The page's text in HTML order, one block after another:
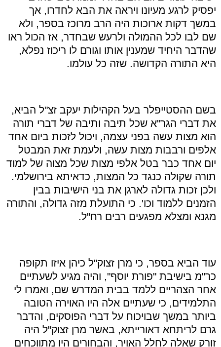
יפסיק לרגע מעיונו ויראה את הבא לחדרו, אך
במשך דקות ארוכות היה הרב מרוכז בספר, ולא
שם לבו לכל ההמולה ולרעש שבחדר, אז הכול ראו
שהדבר היחיד שמענין אותו וגורם לו ריכוז נפלא,
היא התורה הקדושה. שזה כל עולמו.
בשם ההסטייפלר בעל הקהילות יעקב זצ"ל הביא,
את דברי הגר"א שכל תיבה ותיבה של דברי תורה
הוא מצות עשה בפני עצמה, ויכול לזכות ביום אחד
אלפים ורבבות מצות עשה, ולעמת זאת המבטל
יום אחד כבר בטל אלפי מצות שכל מצוה של למוד
תורה שקולה כנגד כל המצות, כדאיתא בירושלמי.
ולכן זכות גדולה לארגן את בני הישיבות בבין
הזמנים ללמוד וכו'. כי התועלת מזה גדולה, והתורה
מגנא ומצלא מפגעים רבים רח"ל.
עוד הביא בספר, כי מרן זצוק"ל כיהן איזו תקופה
כר"מ בישיבת "פורת יוסף", והיה מגיע לשעתיים
אחר הצהריים ללמד בבית המדרש שם, ואמרו לי
התלמידים, כי שעתיים אלה היו האוירה הטובה
ביותר במשך שבויכוח על דברי הפוסקים, והדבר
גרם לריתחא דאורייתא, באשר מרן זצוק"ל היה
זורק שאלה לחלל האויר, והבחורים היו מתווכחים